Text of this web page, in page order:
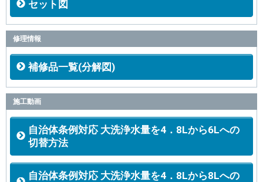
セット図
修理情報
補修品一覧(分解図)
施工動画
自治体条例対応 大洗浄水量を4．8Lから6Lへの
切替方法
自治体条例対応 大洗浄水量を4．8Lから8Lへの